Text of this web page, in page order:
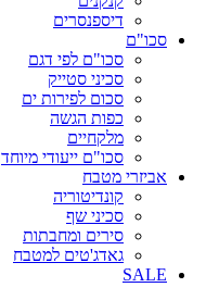
דיספנסרים
סכו"ם
סכו"ם לפי דגם
סכיני סטייק
סכום לפירות ים
כפות הגשה
מלקחיים
סכו"ם ייעודי מיוחד
אביזרי מטבח
קונדיטוריה
סכיני שף
סירים ומחבתות
גאדג'טים למטבח
SALE